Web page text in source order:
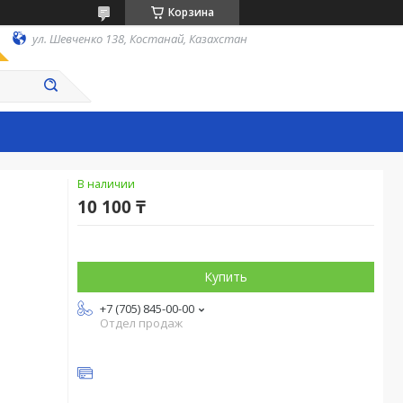
Корзина
ул. Шевченко 138, Костанай, Казахстан
В наличии
10 100 ₸
Купить
+7 (705) 845-00-00
Отдел продаж